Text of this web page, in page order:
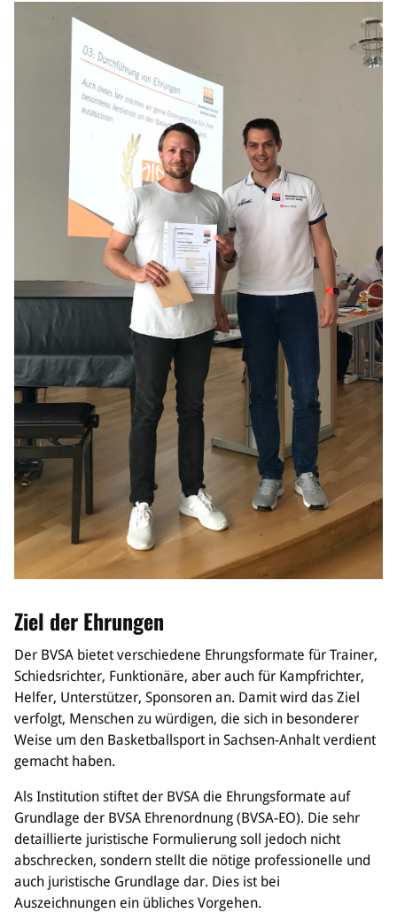
Sponsoren & Partner
Sportorganisation
Digitaler Spielberichtsbogen
Mitteldeutsche Liga (MDL)
Jugend & Schulsport
Allgemeines
Projekte
Info
Trainerwesen
Schiedsrichterwesen
Bildungsangebote im BVSA
Externe Bildungsangebote
Downloads
Turnier- & Campbörse
FAQ
Kontakt
Vereinsfanshops
Ziel der Ehrungen
Der BVSA bietet verschiedene Ehrungsformate für Trainer,
Schiedsrichter, Funktionäre, aber auch für Kampfrichter,
Helfer, Unterstützer, Sponsoren an. Damit wird das Ziel
verfolgt, Menschen zu würdigen, die sich in besonderer
Weise um den Basketballsport in Sachsen-Anhalt verdient
gemacht haben.
Als Institution stiftet der BVSA die Ehrungsformate auf
Grundlage der BVSA Ehrenordnung (BVSA-EO). Die sehr
detaillierte juristische Formulierung soll jedoch nicht
abschrecken, sondern stellt die nötige professionelle und
auch juristische Grundlage dar. Dies ist bei
Auszeichnungen ein übliches Vorgehen.